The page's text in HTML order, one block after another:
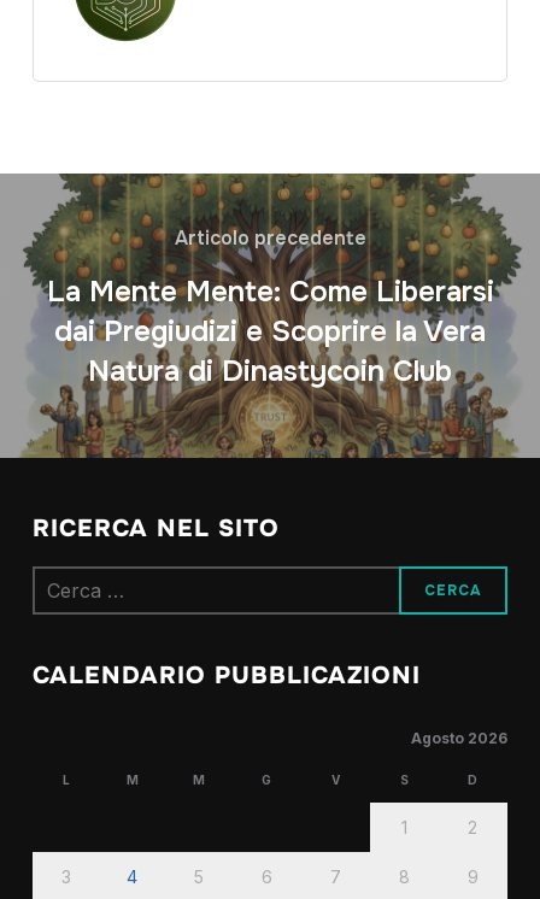
Articolo precedente
La Mente Mente: Come Liberarsi
dai Pregiudizi e Scoprire la Vera
Natura di Dinastycoin Club
RICERCA NEL SITO
Ricerca
per:
CALENDARIO PUBBLICAZIONI
Agosto 2026
L M M G V S D
1 2
3 4 5 6 7 8 9